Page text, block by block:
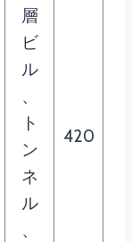
層
ビ
ル
、
ト
ン
ネ
ル
、
420